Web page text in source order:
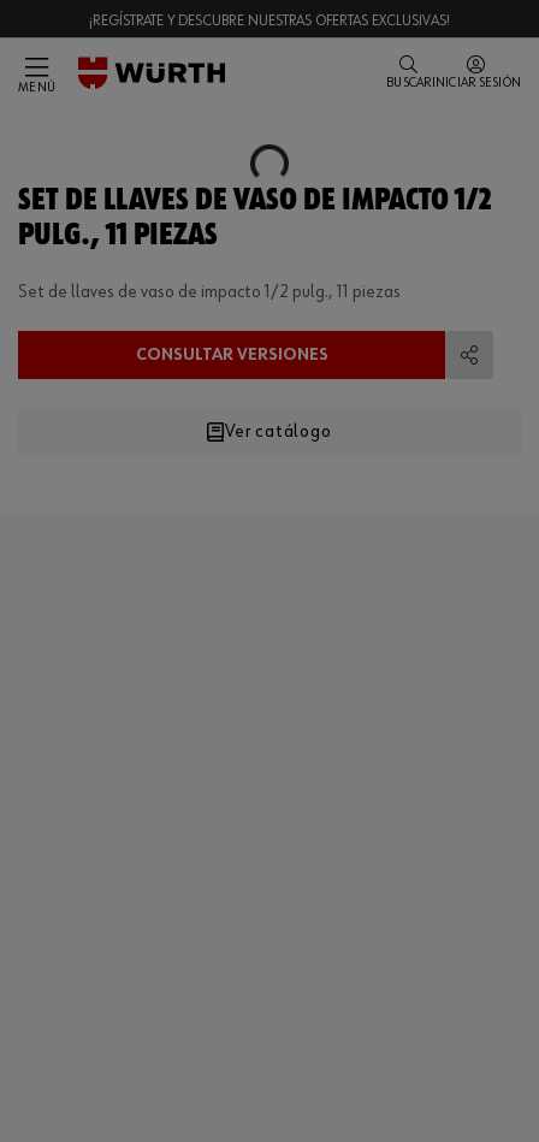
¡REGÍSTRATE Y DESCUBRE NUESTRAS OFERTAS EXCLUSIVAS!
MENÚ BUSCAR INICIAR SESIÓN
Loading...
SET DE LLAVES DE VASO DE IMPACTO 1/2
PULG., 11 PIEZAS
Set de llaves de vaso de impacto 1/2 pulg., 11 piezas
CONSULTAR VERSIONES
Ver catálogo